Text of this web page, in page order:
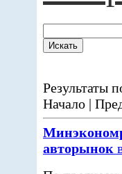
Результаты
Начало |
авторынок